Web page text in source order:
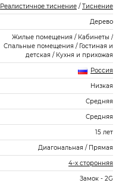
Реалистичное тиснение /Тиснение
Дерево
Жилые помещения / Кабинеты /
Спальные помещения / Гостиная и
детская / Кухня и прихожая
Россия
Низкая
Средняя
Средняя
15 лет
Диагональная / Прямая
4-х сторонняя
Замок - 2G